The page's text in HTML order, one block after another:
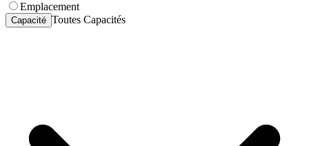
Emplacement
Capacité Toutes Capacités